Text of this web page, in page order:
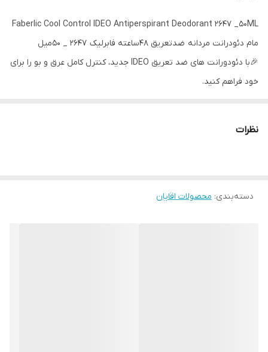
Faberlic Cool Control IDEO Antiperspirant Deodorant 2647 _50ML
مام دئودرانت مردانه ضدتعریق 48ساعته فابرلیک 2647 _ 50میل
🎉با دئودورانت های ضد تعریق IDEO جدید، کنترل کامل عرق و بو را برای
خود فراهم کنید.
⚡️حاوی مواد ضد باکتری است.
Cool Control Men
نظرات
دسته‌بندی: محصولات اقایان